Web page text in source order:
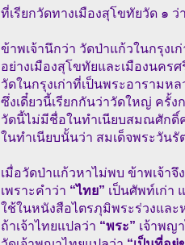
ที่เรียกวัดทางเมืองสุโขทัยวัด ๑
ข้าพเจ้านึกว่า วัดป่าแก้วในกรุงเ
อย่างเมืองสุโขทัยและเมืองนคร
วัดในกรุงเก่าที่เป็นพระอารามห
ซึ่งเดี๋ยวนี้เรียกกันว่าวัดใหญ่ ครั้ง
วัดนี้ไม่มีชื่อในทำเนียบสมณศักดิ์ค
ในทำเนียบนั้นว่า สมเด็จพระวัน
เมื่อวัดป่าแก้วหาไม่พบ ข้าพเจ้าจึ
เพราะคำว่า “ไทย” เป็นศัพท์เก่า
ใช้ในหนังสือไตรภุมิพระร่วงแล
ถ้าเจ้าไทยแปลว่า “พระ” เจ้าพญ